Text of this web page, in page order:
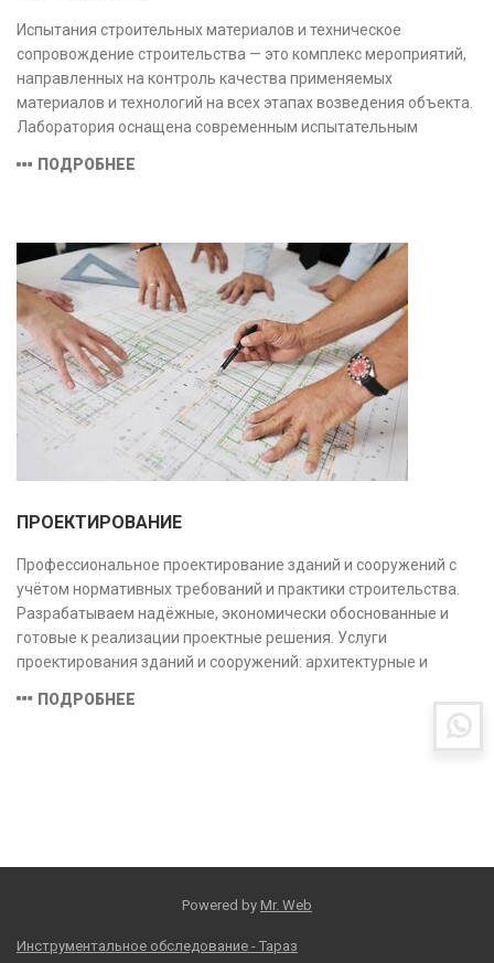
Испытания строительных материалов и техническое
сопровождение строительства — это комплекс мероприятий,
направленных на контроль качества применяемых
материалов и технологий на всех этапах возведения объекта.
Лаборатория оснащена современным испытательным
соответствующими заявленной области аккредитации.
ПОДРОБНЕЕ
ПРОЕКТИРОВАНИЕ
Профессиональное проектирование зданий и сооружений с
учётом нормативных требований и практики строительства.
Разрабатываем надёжные, экономически обоснованные и
готовые к реализации проектные решения. Услуги
проектирования зданий и сооружений: архитектурные и
сметная документация. Полный цикл работ с учётом норм и
ПОДРОБНЕЕ
Powered by Mr. Web
Инструментальное обследование - Тараз